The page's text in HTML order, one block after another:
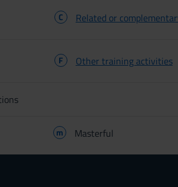
C Related or
F Other training activities
m Masterful